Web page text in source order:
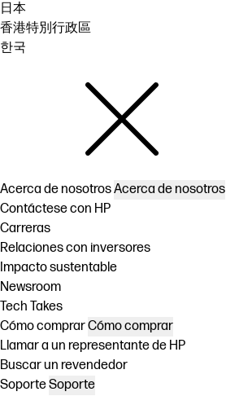
日本
香港特別行政區
한국
Acerca de nosotrosAcerca de nosotros
Contáctese con HP
Carreras
Relaciones con inversores
Impacto sustentable
Newsroom
Tech Takes
Cómo comprarCómo comprar
Llamar a un representante de HP
Buscar un revendedor
SoporteSoporte